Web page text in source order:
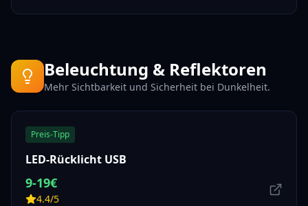
Beleuchtung & Reflektoren
Mehr Sichtbarkeit und Sicherheit bei Dunkelheit.
Preis-Tipp
LED-Rücklicht USB
9-19€
4.4/5